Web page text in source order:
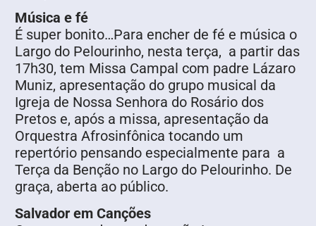
Música e fé
É super bonito…Para encher de fé e música o
Largo do Pelourinho, nesta terça, a partir das
17h30, tem Missa Campal com padre Lázaro
Muniz, apresentação do grupo musical da
Igreja de Nossa Senhora do Rosário dos
Pretos e, após a missa, apresentação da
Orquestra Afrosinfônica tocando um
repertório pensando especialmente para a
Terça da Benção no Largo do Pelourinho. De
graça, aberta ao público.
Salvador em Canções